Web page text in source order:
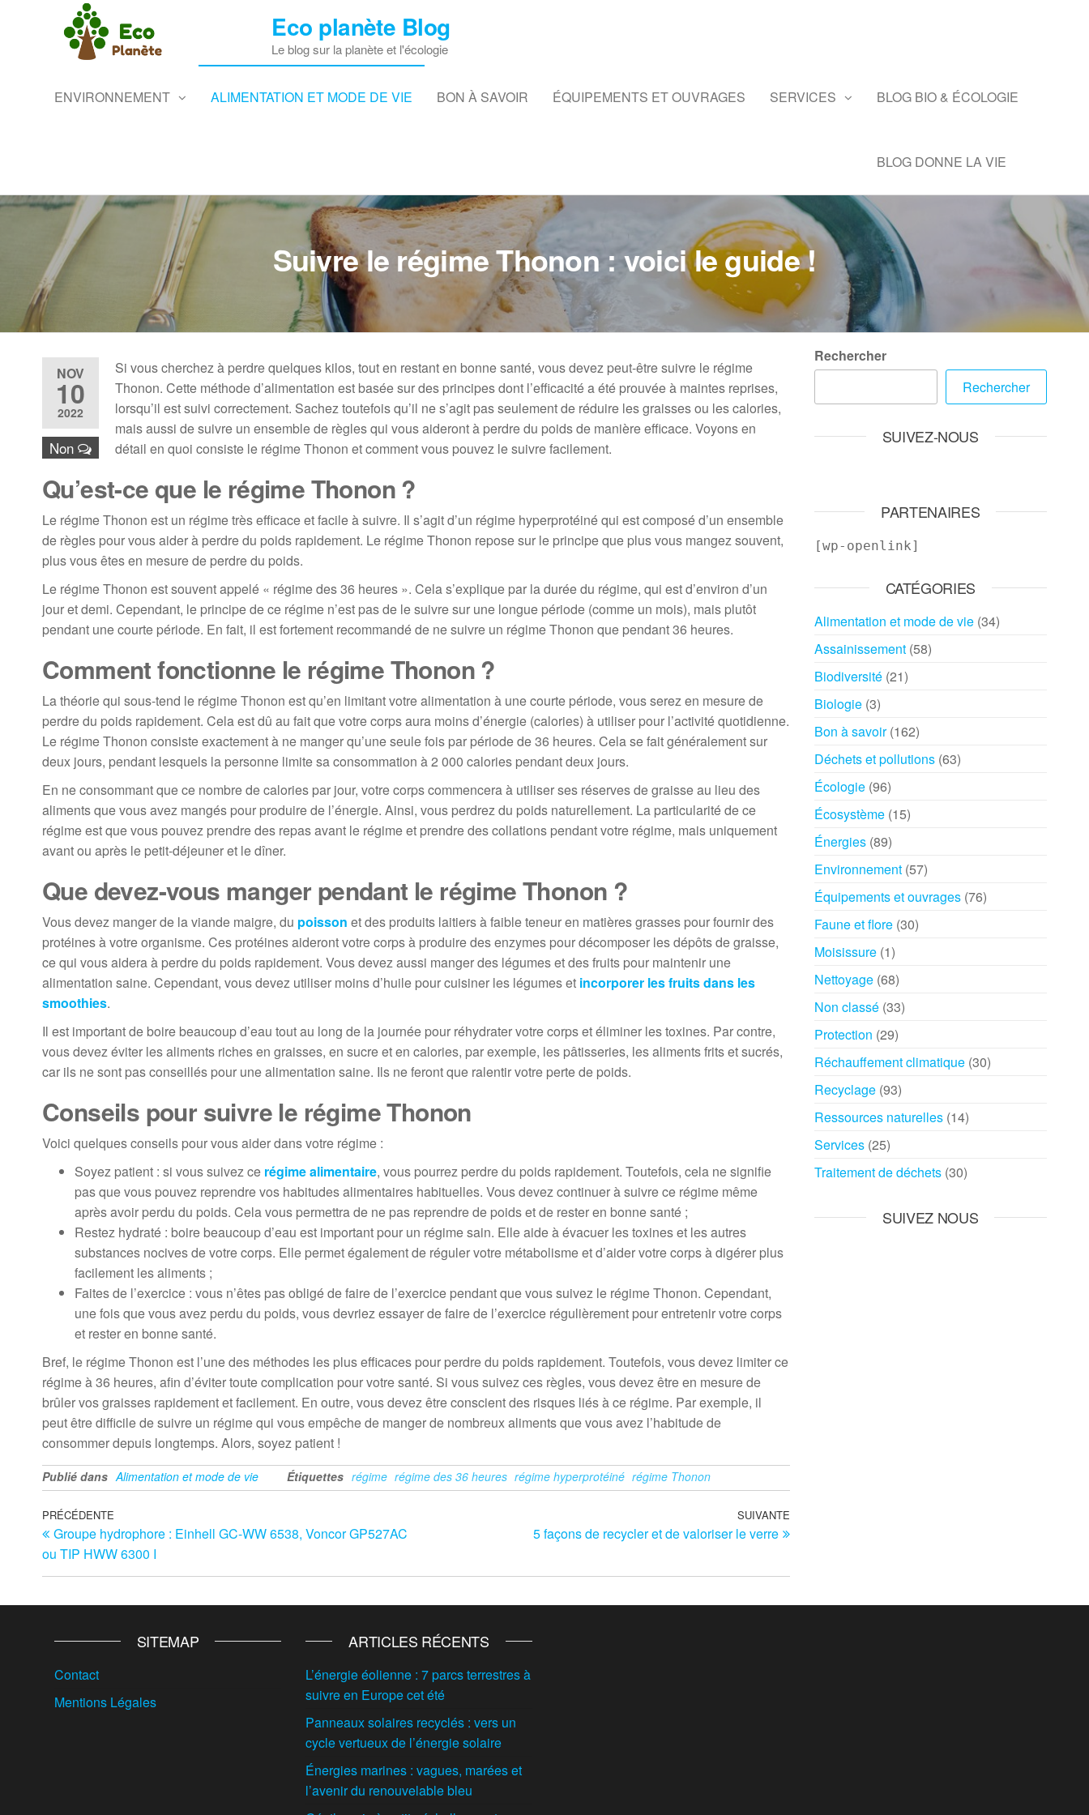
Eco planète Blog
Le blog sur la planète et l'écologie
ENVIRONNEMENT ALIMENTATION ET MODE DE VIE BON À SAVOIR ÉQUIPEMENTS ET OUVRAGES SERVICES BLOG BIO & ÉCOLOGIE
BLOG DONNE LA VIE
Suivre le régime Thonon : voici le guide !
NOV
10
2022
Non
Si vous cherchez à perdre quelques kilos, tout en restant en bonne santé, vous devez peut-être suivre le régime
Thonon. Cette méthode d’alimentation est basée sur des principes dont l’efficacité a été prouvée à maintes reprises,
lorsqu’il est suivi correctement. Sachez toutefois qu’il ne s’agit pas seulement de réduire les graisses ou les calories,
mais aussi de suivre un ensemble de règles qui vous aideront à perdre du poids de manière efficace. Voyons en
détail en quoi consiste le régime Thonon et comment vous pouvez le suivre facilement.
Qu’est-ce que le régime Thonon ?
Le régime Thonon est un régime très efficace et facile à suivre. Il s’agit d’un régime hyperprotéiné qui est composé d’un ensemble
de règles pour vous aider à perdre du poids rapidement. Le régime Thonon repose sur le principe que plus vous mangez souvent,
plus vous êtes en mesure de perdre du poids.
Le régime Thonon est souvent appelé « régime des 36 heures ». Cela s’explique par la durée du régime, qui est d’environ d’un
jour et demi. Cependant, le principe de ce régime n’est pas de le suivre sur une longue période (comme un mois), mais plutôt
pendant une courte période. En fait, il est fortement recommandé de ne suivre un régime Thonon que pendant 36 heures.
Comment fonctionne le régime Thonon ?
La théorie qui sous-tend le régime Thonon est qu’en limitant votre alimentation à une courte période, vous serez en mesure de
perdre du poids rapidement. Cela est dû au fait que votre corps aura moins d’énergie (calories) à utiliser pour l’activité quotidienne.
Le régime Thonon consiste exactement à ne manger qu’une seule fois par période de 36 heures. Cela se fait généralement sur
deux jours, pendant lesquels la personne limite sa consommation à 2 000 calories pendant deux jours.
En ne consommant que ce nombre de calories par jour, votre corps commencera à utiliser ses réserves de graisse au lieu des
aliments que vous avez mangés pour produire de l’énergie. Ainsi, vous perdrez du poids naturellement. La particularité de ce
régime est que vous pouvez prendre des repas avant le régime et prendre des collations pendant votre régime, mais uniquement
avant ou après le petit-déjeuner et le dîner.
Que devez-vous manger pendant le régime Thonon ?
Vous devez manger de la viande maigre, du poisson et des produits laitiers à faible teneur en matières grasses pour fournir des
protéines à votre organisme. Ces protéines aideront votre corps à produire des enzymes pour décomposer les dépôts de graisse,
ce qui vous aidera à perdre du poids rapidement. Vous devez aussi manger des légumes et des fruits pour maintenir une
alimentation saine. Cependant, vous devez utiliser moins d’huile pour cuisiner les légumes et incorporer les fruits dans les
smoothies.
Il est important de boire beaucoup d’eau tout au long de la journée pour réhydrater votre corps et éliminer les toxines. Par contre,
vous devez éviter les aliments riches en graisses, en sucre et en calories, par exemple, les pâtisseries, les aliments frits et sucrés,
car ils ne sont pas conseillés pour une alimentation saine. Ils ne feront que ralentir votre perte de poids.
Conseils pour suivre le régime Thonon
Voici quelques conseils pour vous aider dans votre régime :
Soyez patient : si vous suivez ce régimealimentaire, vous pourrez perdre du poids rapidement. Toutefois, cela ne signifie
pas que vous pouvez reprendre vos habitudes alimentaires habituelles. Vous devez continuer à suivre ce régime même
après avoir perdu du poids. Cela vous permettra de ne pas reprendre de poids et de rester en bonne santé ;
Restez hydraté : boire beaucoup d’eau est important pour un régime sain. Elle aide à évacuer les toxines et les autres
substances nocives de votre corps. Elle permet également de réguler votre métabolisme et d’aider votre corps à digérer plus
facilement les aliments ;
Faites de l’exercice : vous n’êtes pas obligé de faire de l’exercice pendant que vous suivez le régime Thonon. Cependant,
une fois que vous avez perdu du poids, vous devriez essayer de faire de l’exercice régulièrement pour entretenir votre corps
et rester en bonne santé.
Bref, le régime Thonon est l’une des méthodes les plus efficaces pour perdre du poids rapidement. Toutefois, vous devez limiter ce
régime à 36 heures, afin d’éviter toute complication pour votre santé. Si vous suivez ces règles, vous devez être en mesure de
brûler vos graisses rapidement et facilement. En outre, vous devez être conscient des risques liés à ce régime. Par exemple, il
peut être difficile de suivre un régime qui vous empêche de manger de nombreux aliments que vous avez l’habitude de
consommer depuis longtemps. Alors, soyez patient !
Publié dans Alimentation et mode de vie Étiquettes régime régime des 36 heures régime hyperprotéiné régime Thonon
Navigation
de
l’article
Article
précédent
PRÉCÉDENTE
Groupe hydrophore : Einhell GC-WW 6538, Voncor GP527AC
ou TIP HWW 6300 I
Article
suivant
SUIVANTE
5 façons de recycler et de valoriser le verre
Rechercher
Rechercher
SUIVEZ-NOUS
PARTENAIRES
[wp-openlink]
CATÉGORIES
Alimentation et mode de vie(34)
Assainissement(58)
Biodiversité(21)
Biologie(3)
Bon à savoir(162)
Déchets et pollutions(63)
Écologie(96)
Écosystème(15)
Énergies(89)
Environnement(57)
Équipements et ouvrages(76)
Faune et flore(30)
Moisissure(1)
Nettoyage(68)
Non classé(33)
Protection (29)
Réchauffement climatique(30)
Recyclage(93)
Ressources naturelles(14)
Services(25)
Traitement de déchets(30)
SUIVEZ NOUS
SITEMAP
Contact
Mentions Légales
ARTICLES RÉCENTS
L’énergie éolienne : 7 parcs terrestres à
suivre en Europe cet été
Panneaux solaires recyclés : vers un
cycle vertueux de l’énergie solaire
Énergies marines : vagues, marées et
l’avenir du renouvelable bleu